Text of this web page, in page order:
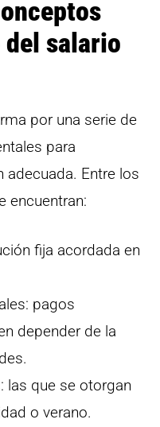
salario
por una serie de
para
adecuada. Entre los
encuentran:
fija acordada en
pagos
depender de la
las que se otorgan
o verano.